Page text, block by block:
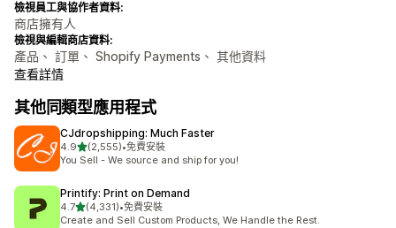
檢視員工與協作者資料:
商店擁有人
檢視與編輯商店資料:
產品、 訂單、 Shopify Payments、 其他資料
查看詳情
其他同類型應用程式
CJdropshipping: Much Faster
4.9滿分 5 顆星
(2,555)
共有 2555 則評價
•免費安裝
You Sell - We source and ship for you!
Printify: Print on Demand
4.7滿分 5 顆星
(4,331)
共有 4331 則評價
•免費安裝
Create and Sell Custom Products, We Handle the Rest.